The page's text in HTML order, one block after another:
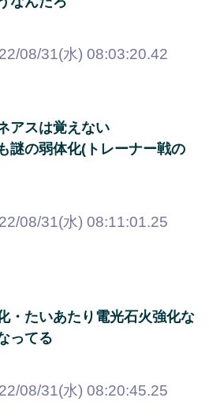
08/31(水) 08:03:20.42
アスは覚えない
謎の弱体化(トレーナー戦の
08/31(水) 08:11:01.25
・たいあたり電光石火強化な
ってる
08/31(水) 08:20:45.25